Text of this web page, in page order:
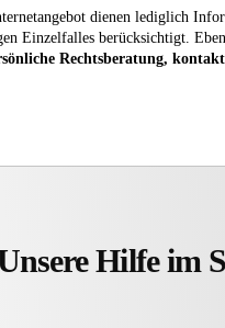
dienen lediglich
Einzelfalles berücksichtigt.
Rechtsberatung,
Hilfe im